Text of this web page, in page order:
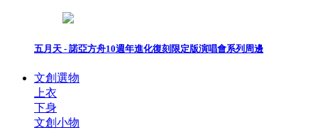
五月天 - 諾亞方舟10週年進化復刻限定版演唱會系列周邊
文創選物
上衣
下身
文創小物